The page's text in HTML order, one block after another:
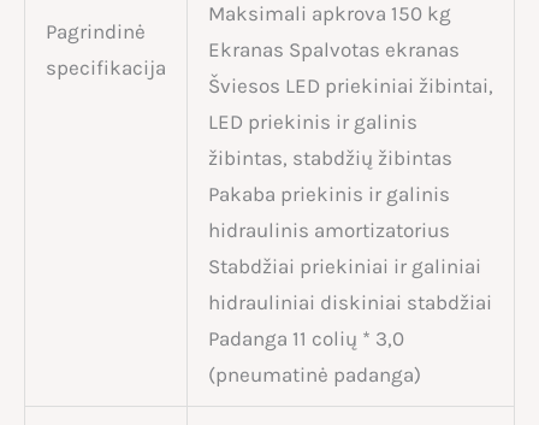
Pagrindinė
specifikacija
Maksimali apkrova 150 kg
Ekranas Spalvotas ekranas
Šviesos LED priekiniai žibintai,
LED priekinis ir galinis
žibintas, stabdžių žibintas
Pakaba priekinis ir galinis
hidraulinis amortizatorius
Stabdžiai priekiniai ir galiniai
hidrauliniai diskiniai stabdžiai
Padanga 11 colių * 3,0
(pneumatinė padanga)